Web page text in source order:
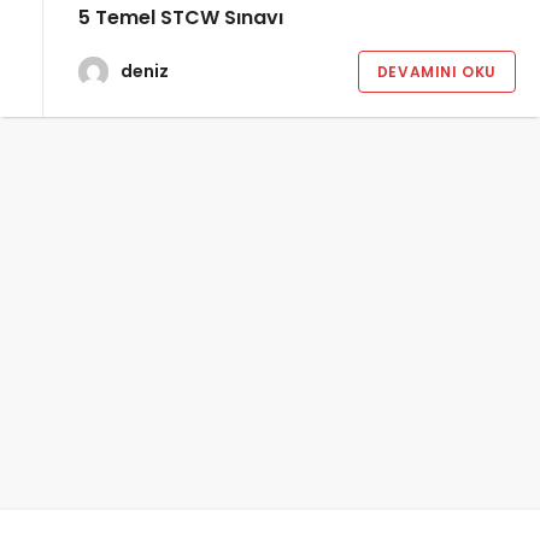
5 Temel STCW Sınavı
deniz DEVAMINI OKU